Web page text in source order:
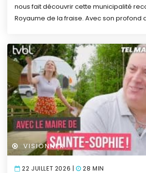
nous fait découvrir cette municipalité
Royaume de la fraise. Avec son profond
VISIONNER
22 JUILLET 2026 | 28 MIN